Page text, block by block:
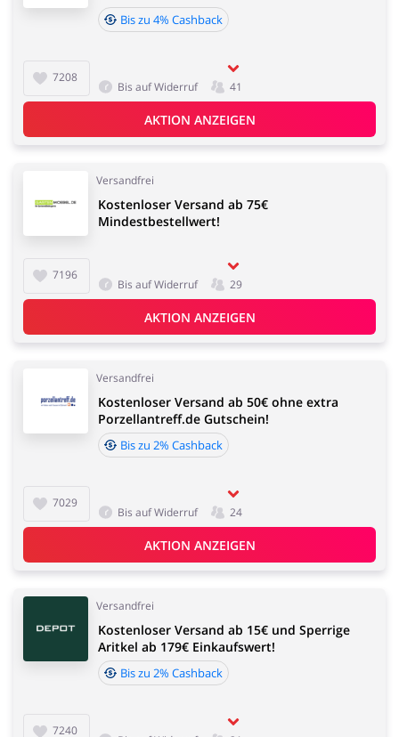
7208
Bis zu 4% Cashback
Bis auf Widerruf 41
AKTION ANZEIGEN
Versandfrei
7196
Kostenloser Versand ab 75€
Mindestbestellwert!
Bis auf Widerruf 29
AKTION ANZEIGEN
Versandfrei
7029
Kostenloser Versand ab 50€ ohne extra
Porzellantreff.de Gutschein!
Bis zu 2% Cashback
Bis auf Widerruf 24
AKTION ANZEIGEN
Versandfrei
7240
Kostenloser Versand ab 15€ und Sperrige
Aritkel ab 179€ Einkaufswert!
Bis zu 2% Cashback